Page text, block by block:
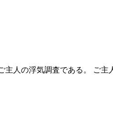
人の浮気調査である。 ご